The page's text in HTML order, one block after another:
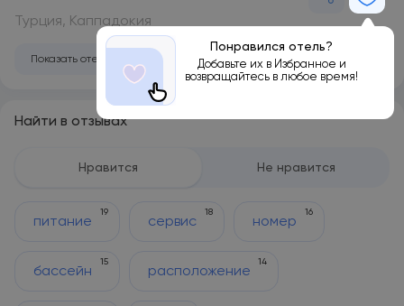
Понравился отель?
Добавьте их в Избранное и
возвращайтесь в любое время!
Турция, Каппадокия
Показать отель на карте
Найти в отзывах
Нравится Не нравится
питание
19
сервис
18
номер
16
бассейн
15
расположение
14